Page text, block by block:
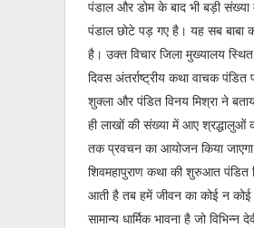
पंडाल और डोम के बाद भी बड़ी
पंडाल छोटे पड़ गए है। यह सब बाबा
है। उक्त विचार जिला मुख्यालय
दिवस अंतर्राष्ट्रीय कथा वाचक
शुक्ला और पंडित विनय मिश्रा ने
ही लाखों की संख्या में आए श्रद्धालुओं
तक प्रवचन का आयोजन किया
शिवमहापुराण कथा की शुरुआत
आती है तब हमें जीवन का कोई न
सामान्य धार्मिक भावना है जो